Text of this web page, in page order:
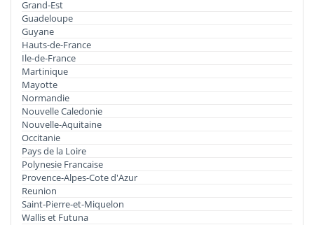
Grand-Est
Guadeloupe
Guyane
Hauts-de-France
Ile-de-France
Martinique
Mayotte
Normandie
Nouvelle Caledonie
Nouvelle-Aquitaine
Occitanie
Pays de la Loire
Polynesie Francaise
Provence-Alpes-Cote d'Azur
Reunion
Saint-Pierre-et-Miquelon
Wallis et Futuna